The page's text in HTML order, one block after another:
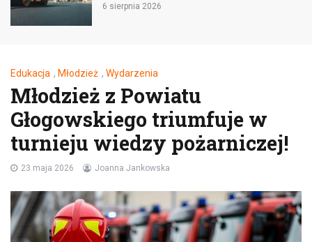
6 sierpnia 2026
Edukacja , Młodzież , Wydarzenia
Młodzież z Powiatu
Głogowskiego triumfuje w
turnieju wiedzy pożarniczej!
23 maja 2026 Joanna Jankowska